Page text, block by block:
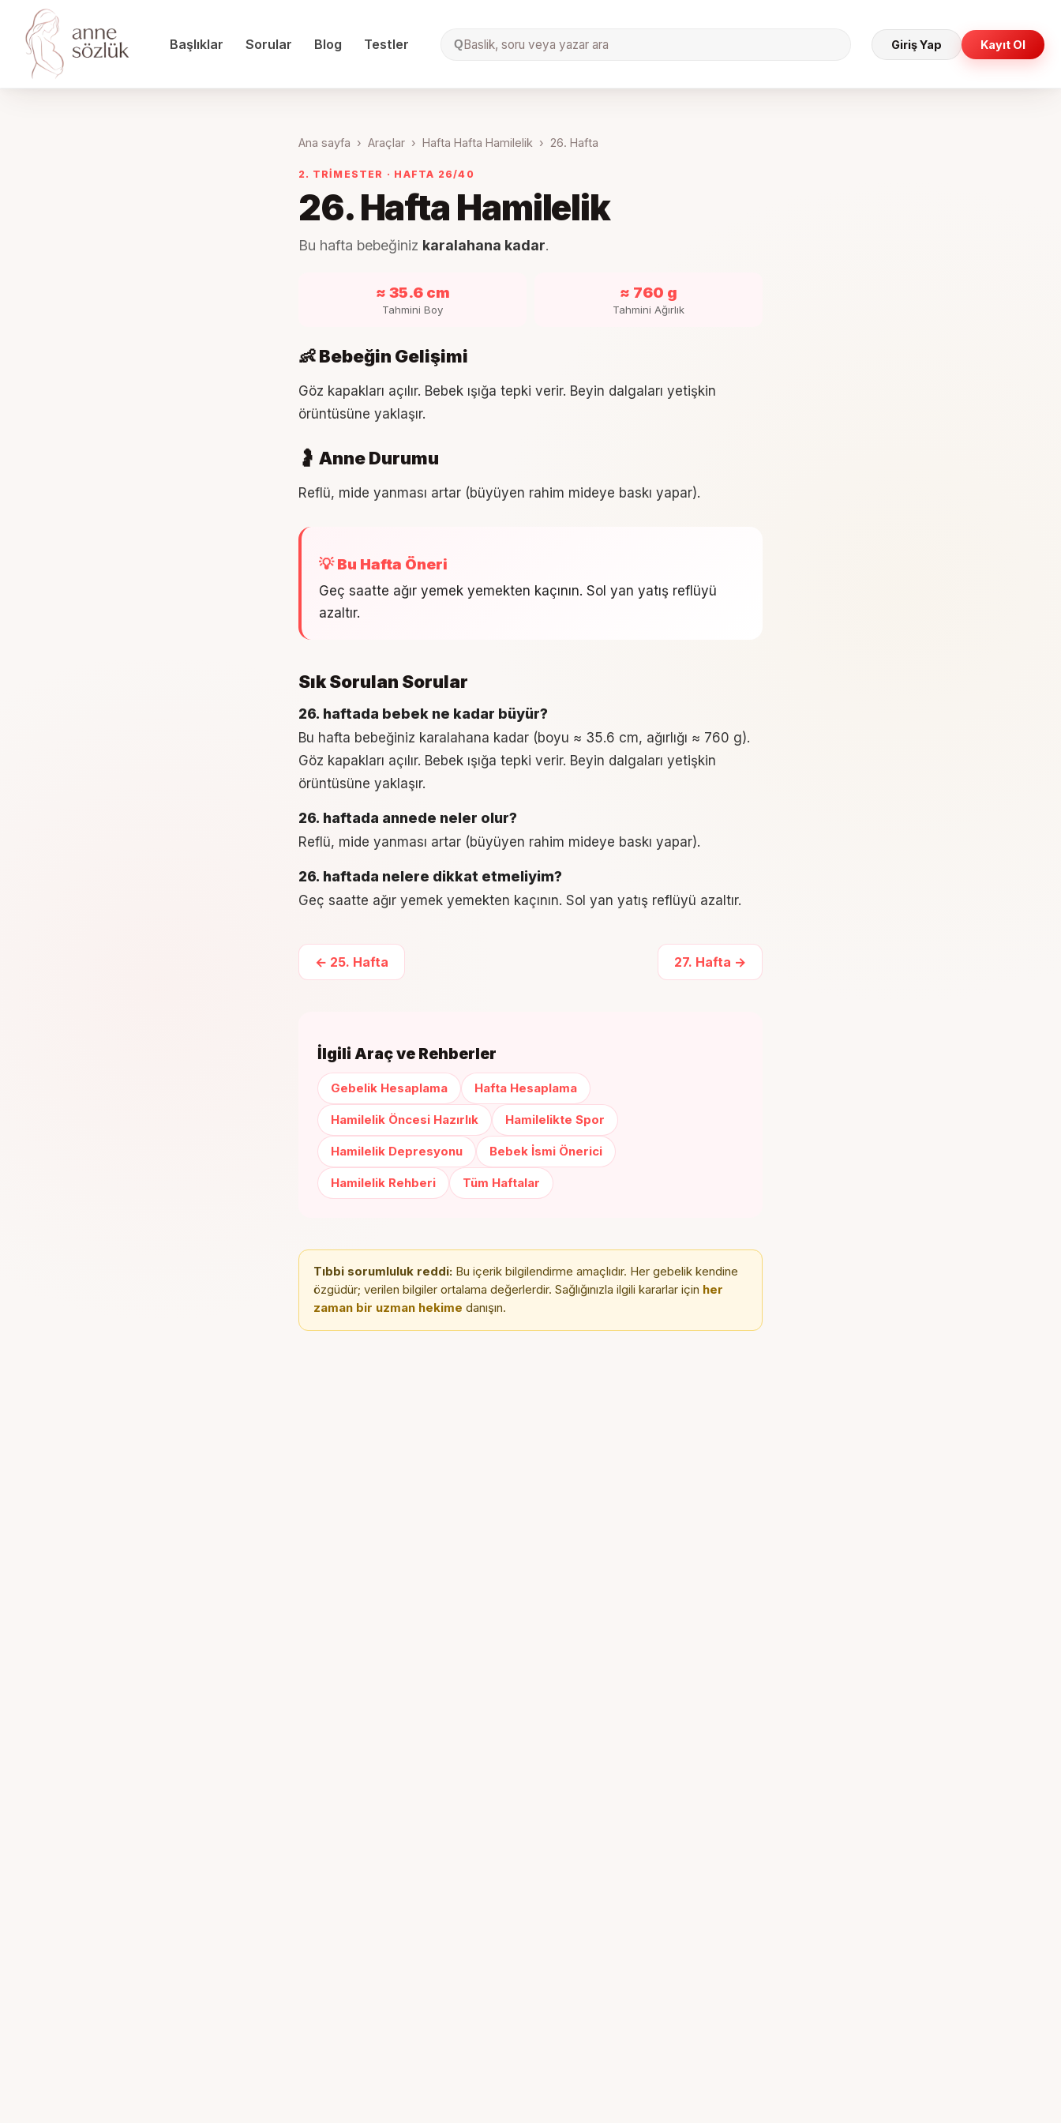
Başlıklar Sorular Blog Testler QBaslik, soru veya yazar ara Giriş Yap Kayıt Ol
Ana sayfa › Araçlar › Hafta Hafta Hamilelik › 26. Hafta
2. TRIMESTER · HAFTA 26/40
26. Hafta Hamilelik
Bu hafta bebeğiniz karalahana kadar.
≈ 35.6 cm
Tahmini Boy
≈ 760 g
Tahmini Ağırlık
👶 Bebeğin Gelişimi
Göz kapakları açılır. Bebek ışığa tepki verir. Beyin dalgaları yetişkin
örüntüsüne yaklaşır.
🤰 Anne Durumu
Reflü, mide yanması artar (büyüyen rahim mideye baskı yapar).
💡 Bu Hafta Öneri
Geç saatte ağır yemek yemekten kaçının. Sol yan yatış reflüyü
azaltır.
Sık Sorulan Sorular
26. haftada bebek ne kadar büyür?
Bu hafta bebeğiniz karalahana kadar (boyu ≈ 35.6 cm, ağırlığı ≈ 760 g).
Göz kapakları açılır. Bebek ışığa tepki verir. Beyin dalgaları yetişkin
örüntüsüne yaklaşır.
26. haftada annede neler olur?
Reflü, mide yanması artar (büyüyen rahim mideye baskı yapar).
26. haftada nelere dikkat etmeliyim?
Geç saatte ağır yemek yemekten kaçının. Sol yan yatış reflüyü azaltır.
← 25. Hafta 27. Hafta →
İlgili Araç ve Rehberler
Gebelik Hesaplama Hafta Hesaplama
Hamilelik Öncesi Hazırlık Hamilelikte Spor
Hamilelik Depresyonu Bebek İsmi Önerici
Hamilelik Rehberi Tüm Haftalar
Tıbbi sorumluluk reddi: Bu içerik bilgilendirme amaçlıdır. Her gebelik kendine
özgüdür; verilen bilgiler ortalama değerlerdir. Sağlığınızla ilgili kararlar için her
zaman bir uzman hekime danışın.